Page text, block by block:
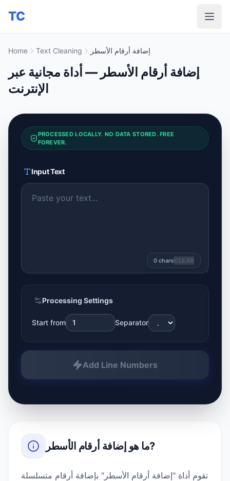
TC
Home Text Cleaning إضافة أرقام الأسطر
إضافة أرقام الأسطر — أداة مجانية عبر
الإنترنت
PROCESSED LOCALLY. NO DATA STORED. FREE
FOREVER.
Input Text
0 charsCLEAR
Processing Settings
Start from Separator
Add Line Numbers
ما هو إضافة أرقام الأسطر ?
تقوم أداة "إضافة أرقام الأسطر" بإضافة أرقام متسلسلة